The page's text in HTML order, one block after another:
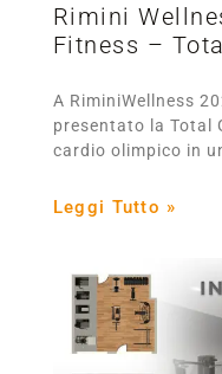
Rimini
Fitness –
A RiminiWellness
presentato la Total
cardio olimpico in
Leggi Tutto »